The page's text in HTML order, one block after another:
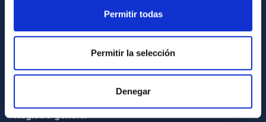
Permitir todas
Permitir la selección
Denegar
Contacto
Cómo llegar al IAC
Directorio de personal
Registro general